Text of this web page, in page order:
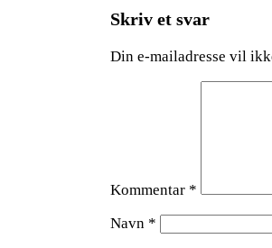
Skriv et svar
Din e-mailadresse vil
Kommentar *
Navn *